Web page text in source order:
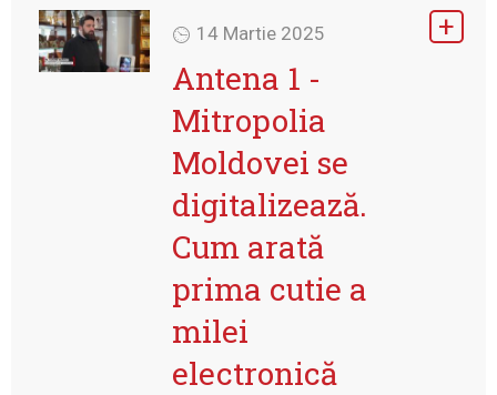
14 Martie 2025
Antena 1 -
Mitropolia
Moldovei se
digitalizează.
Cum arată
prima cutie a
milei
electronică